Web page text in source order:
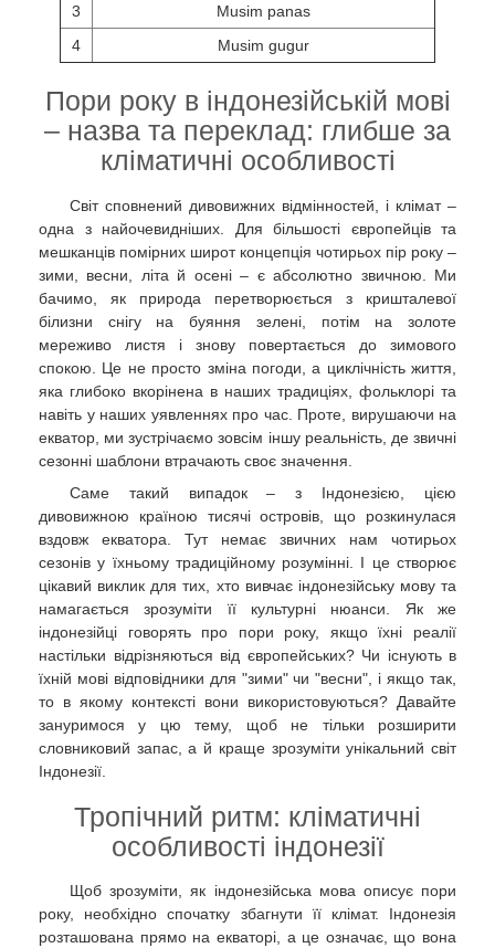
3
Musim panas
4
Musim gugur
Пори року в індонезійській мові
– назва та переклад: глибше за
кліматичні особливості
Світ сповнений дивовижних відмінностей, і клімат –
одна з найочевидніших. Для більшості європейців та
мешканців помірних широт концепція чотирьох пір року –
зими, весни, літа й осені – є абсолютно звичною. Ми
бачимо, як природа перетворюється з кришталевої
білизни снігу на буяння зелені, потім на золоте
мереживо листя і знову повертається до зимового
спокою. Це не просто зміна погоди, а циклічність життя,
яка глибоко вкорінена в наших традиціях, фольклорі та
навіть у наших уявленнях про час. Проте, вирушаючи на
екватор, ми зустрічаємо зовсім іншу реальність, де звичні
сезонні шаблони втрачають своє значення.
Саме такий випадок – з Індонезією, цією
дивовижною країною тисячі островів, що розкинулася
вздовж екватора. Тут немає звичних нам чотирьох
сезонів у їхньому традиційному розумінні. І це створює
цікавий виклик для тих, хто вивчає індонезійську мову та
намагається зрозуміти її культурні нюанси. Як же
індонезійці говорять про пори року, якщо їхні реалії
настільки відрізняються від європейських? Чи існують в
їхній мові відповідники для "зими" чи "весни", і якщо так,
то в якому контексті вони використовуються? Давайте
зануримося у цю тему, щоб не тільки розширити
словниковий запас, а й краще зрозуміти унікальний світ
Індонезії.
Тропічний ритм: кліматичні
особливості індонезії
Щоб зрозуміти, як індонезійська мова описує пори
року, необхідно спочатку збагнути її клімат. Індонезія
розташована прямо на екваторі, а це означає, що вона